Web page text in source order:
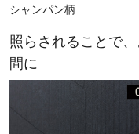
シャンパン柄
照らされることで
間に